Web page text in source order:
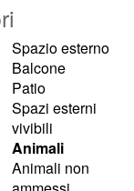
Spazio esterno
Balcone
Patio
Spazi esterni
vivibili
Animali
Animali non